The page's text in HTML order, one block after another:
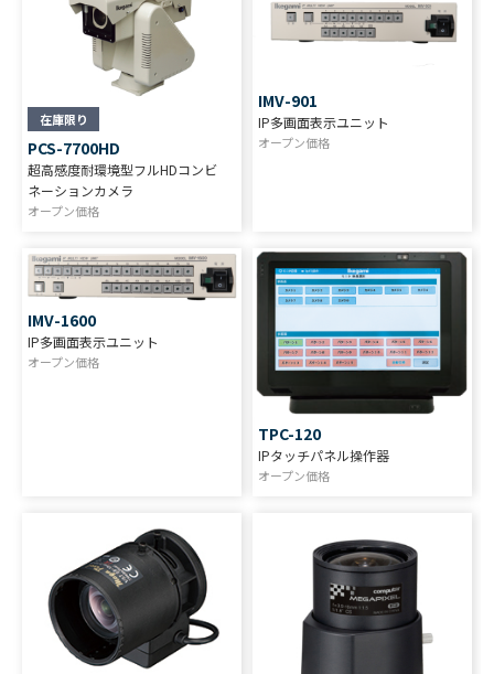
在庫限り
PCS-7700HD
超高感度耐環境型フルHDコンビ
ネーションカメラ
オープン価格
IMV-901
IP多画面表示ユニット
オープン価格
IMV-1600
IP多画面表示ユニット
オープン価格
TPC-120
IPタッチパネル操作器
オープン価格